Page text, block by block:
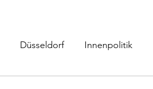
Düsseldorf Innenpolitik